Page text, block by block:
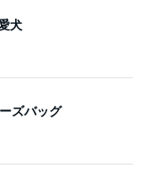
犬
ズバッグ